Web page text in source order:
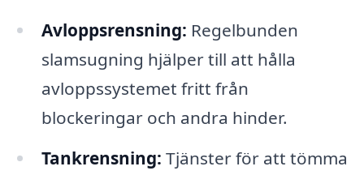
Avloppsrensning: Regelbunden
slamsugning hjälper till att hålla
avloppssystemet fritt från
blockeringar och andra hinder.
Tankrensning: Tjänster för att tömma